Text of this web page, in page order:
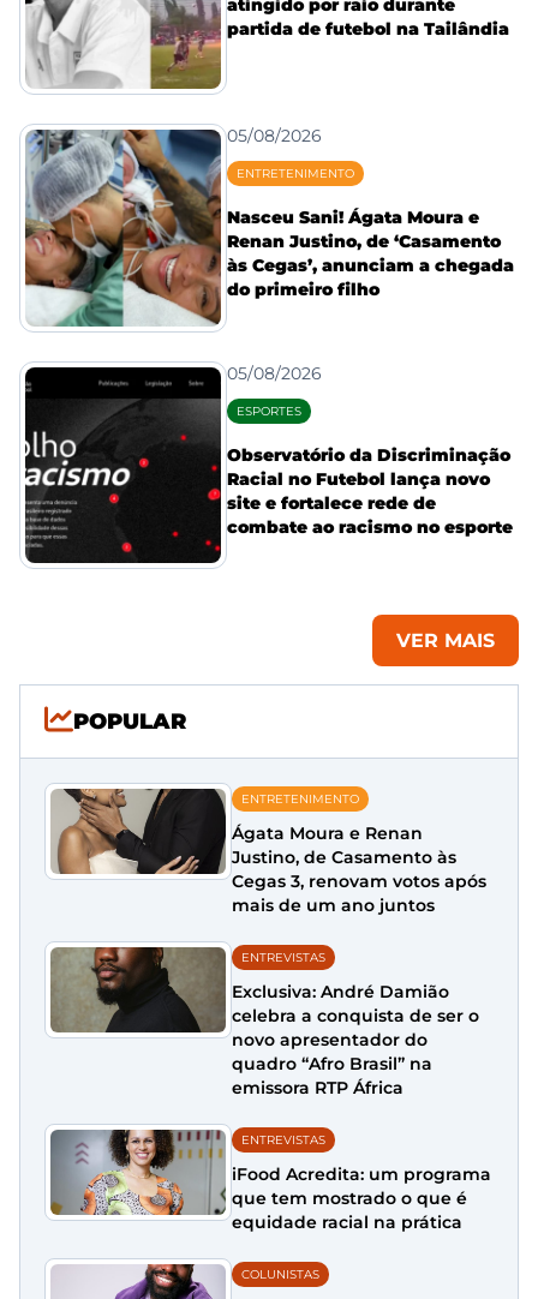
atingido por raio durante
partida de futebol na Tailândia
05/08/2026
ENTRETENIMENTO
Nasceu Sani! Ágata Moura e
Renan Justino, de ‘Casamento
às Cegas’, anunciam a chegada
do primeiro filho
05/08/2026
ESPORTES
Observatório da Discriminação
Racial no Futebol lança novo
site e fortalece rede de
combate ao racismo no esporte
VER MAIS
POPULAR
ENTRETENIMENTO
Ágata Moura e Renan
Justino, de Casamento às
Cegas 3, renovam votos após
mais de um ano juntos
ENTREVISTAS
Exclusiva: André Damião
celebra a conquista de ser o
novo apresentador do
quadro “Afro Brasil” na
emissora RTP África
ENTREVISTAS
iFood Acredita: um programa
que tem mostrado o que é
equidade racial na prática
COLUNISTAS